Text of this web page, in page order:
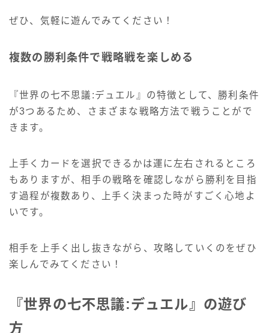
ぜひ、気軽に遊んでみてください！
複数の勝利条件で戦略戦を楽しめる
『世界の七不思議:デュエル』の特徴として、勝利条件
が3つあるため、さまざまな戦略方法で戦うことがで
きます。
上手くカードを選択できるかは運に左右されるところ
もありますが、相手の戦略を確認しながら勝利を目指
す過程が複数あり、上手く決まった時がすごく心地よ
いです。
相手を上手く出し抜きながら、攻略していくのをぜひ
楽しんでみてください！
『世界の七不思議:デュエル』の遊び
方